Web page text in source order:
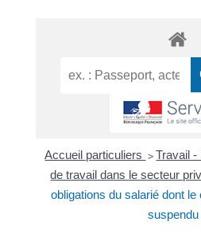
Accueil particuliers > Travail -
de travail dans le secteur
obligations du salarié dont
suspendu